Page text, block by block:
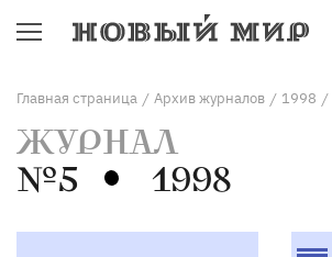
Главная страница / Архив журналов / 1998 /
ЖУРНАЛ
№5
1998